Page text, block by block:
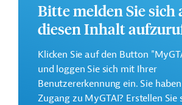
Weitere Informationen zu dem
finden Sie auf der
Webseite der IDB
und praktische Hinweise zur
Gesamtkosten:
1,6 Millionen US-Dollar
Bitte melden Sie sich
diesen Inhalt
Klicken Sie auf den Button
und loggen Sie sich mit Ihrer
Benutzererkennung ein. Sie
Zugang zu MyGTAI? Erstellen Sie